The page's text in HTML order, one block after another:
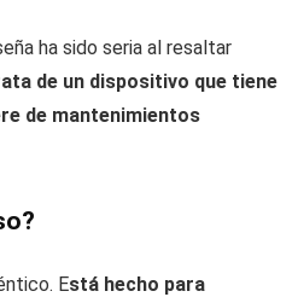
ha sido seria al resaltar
de un dispositivo que tiene
de mantenimientos
Está hecho para